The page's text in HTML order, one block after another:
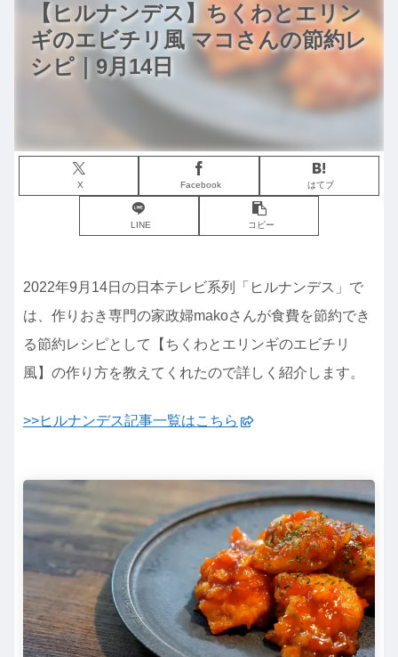
【ヒルナンデス】ちくわとエリン
ギのエビチリ風 マコさんの節約レ
シピ｜9月14日
X Facebook はてブ
LINE コピー
2022年9月14日の日本テレビ系列「ヒルナンデス」で
は、作りおき専門の家政婦makoさんが食費を節約でき
る節約レシピとして【ちくわとエリンギのエビチリ
風】の作り方を教えてくれたので詳しく紹介します。
>>ヒルナンデス記事一覧はこちら